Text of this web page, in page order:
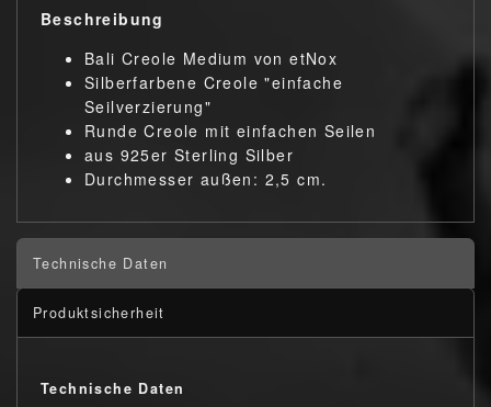
Beschreibung
Bali Creole Medium von etNox
Silberfarbene Creole "einfache
Seilverzierung"
Runde Creole mit einfachen Seilen
aus 925er Sterling Silber
Durchmesser außen: 2,5 cm.
Technische Daten
Produktsicherheit
Technische Daten